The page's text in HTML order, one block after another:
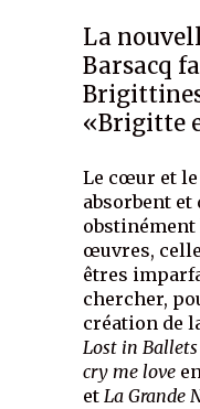
La
Barsacq
«Brigitte
Le cœur et le
absorbent
obstinément
œuvres,
êtres
chercher,
création de
Lost in Ballets
cry me love
et La Grande